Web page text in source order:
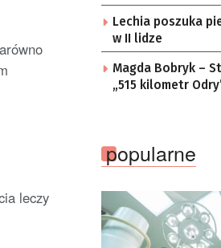
leczy
Lechia poszuka
w II lidze
Magda Bobryk –
„515 kilometr
popularne